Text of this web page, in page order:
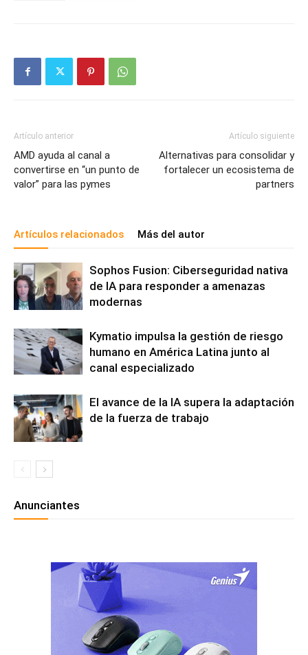
Artículo anterior
AMD ayuda al canal a
convertirse en “un punto de
valor” para las pymes
Artículo siguiente
Alternativas para consolidar y
fortalecer un ecosistema de
partners
Artículos relacionados Más del autor
Sophos Fusion: Ciberseguridad nativa
de IA para responder a amenazas
modernas
Kymatio impulsa la gestión de riesgo
humano en América Latina junto al
canal especializado
El avance de la IA supera la adaptación
de la fuerza de trabajo
Anunciantes